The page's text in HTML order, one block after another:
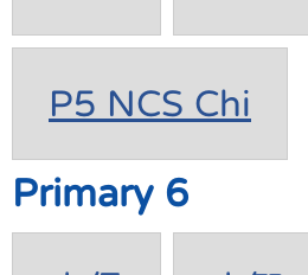
P5 NCS Chi
Primary 6